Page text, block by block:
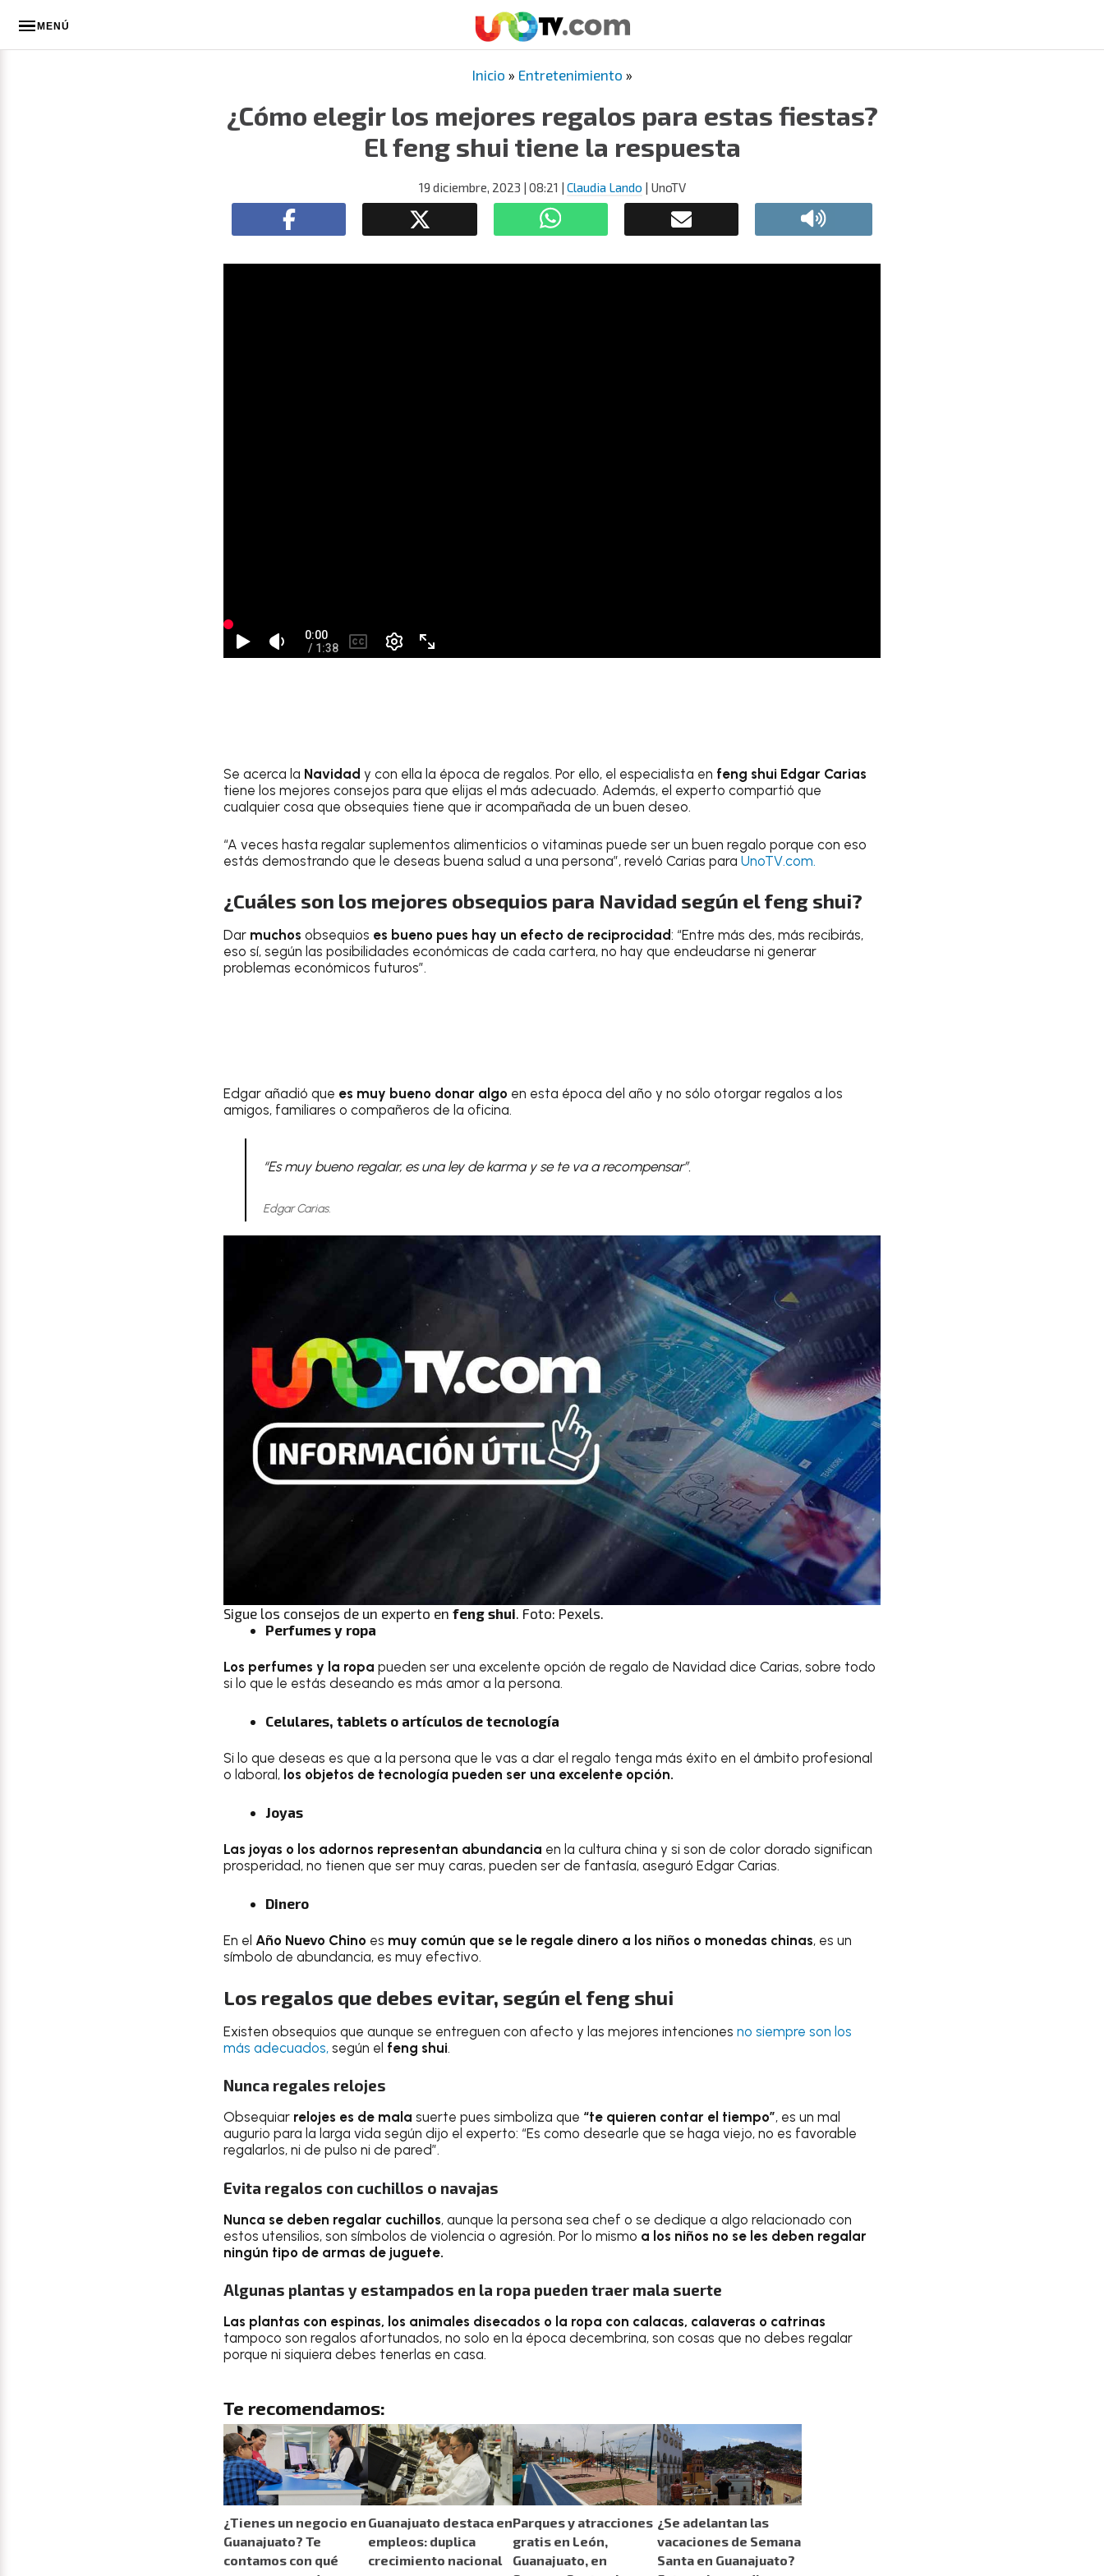
MENÚ
Inicio » Entretenimiento »
¿Cómo elegir los mejores regalos para estas fiestas?
El feng shui tiene la respuesta
19 diciembre, 2023 | 08:21 | Claudia Lando | UnoTV
Se acerca la Navidad y con ella la época de regalos. Por ello, el especialista en feng shui Edgar Carias
tiene los mejores consejos para que elijas el más adecuado. Además, el experto compartió que
cualquier cosa que obsequies tiene que ir acompañada de un buen deseo.
“A veces hasta regalar suplementos alimenticios o vitaminas puede ser un buen regalo porque con eso
estás demostrando que le deseas buena salud a una persona”, reveló Carias para UnoTV.com.
¿Cuáles son los mejores obsequios para Navidad según el feng shui?
Dar muchos obsequios es bueno pues hay un efecto de reciprocidad: “Entre más des, más recibirás,
eso sí, según las posibilidades económicas de cada cartera, no hay que endeudarse ni generar
problemas económicos futuros”.
Edgar añadió que es muy bueno donar algo en esta época del año y no sólo otorgar regalos a los
amigos, familiares o compañeros de la oficina.
“Es muy bueno regalar, es una ley de karma y se te va a recompensar”.
Edgar Carias.
Sigue los consejos de un experto en feng shui . Foto: Pexels.
Perfumes y ropa
Los perfumes y la ropa pueden ser una excelente opción de regalo de Navidad dice Carias, sobre todo
si lo que le estás deseando es más amor a la persona.
Celulares, tablets o artículos de tecnología
Si lo que deseas es que a la persona que le vas a dar el regalo tenga más éxito en el ámbito profesional
o laboral, los objetos de tecnología pueden ser una excelente opción.
Joyas
Las joyas o los adornos representan abundancia en la cultura china y si son de color dorado significan
prosperidad, no tienen que ser muy caras, pueden ser de fantasía, aseguró Edgar Carias.
Dinero
En el Año Nuevo Chino es muy común que se le regale dinero a los niños o monedas chinas, es un
símbolo de abundancia, es muy efectivo.
Los regalos que debes evitar, según elfeng shui
Existen obsequios que aunque se entreguen con afecto y las mejores intenciones no siempre son los
más adecuados, según el feng shui.
Nunca regales relojes
Obsequiar relojes es de mala suerte pues simboliza que “te quieren contar el tiempo”, es un mal
augurio para la larga vida según dijo el experto: “Es como desearle que se haga viejo, no es favorable
regalarlos, ni de pulso ni de pared”.
Evita regalos con cuchillos o navajas
Nunca se deben regalar cuchillos, aunque la persona sea chef o se dedique a algo relacionado con
estos utensilios, son símbolos de violencia o agresión. Por lo mismo a los niños no se les deben regalar
ningún tipo de armas de juguete.
Algunas plantas y estampados en la ropa pueden traer mala suerte
Las plantas con espinas, los animales disecados o la ropa con calacas, calaveras o catrinas
tampoco son regalos afortunados, no solo en la época decembrina, son cosas que no debes regalar
porque ni siquiera debes tenerlas en casa.
Te recomendamos:
¿Tienes un negocio en
Guanajuato? Te
contamos con qué
Guanajuato destaca en
empleos: duplica
crecimiento nacional
Parques y atracciones
gratis en León,
Guanajuato, en
¿Se adelantan las
vacaciones de Semana
Santa en Guanajuato?